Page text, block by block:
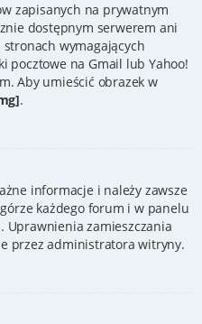
zapisanych na prywatnym
dostępnym serwerem ani
wymagających
pocztowe na Gmail lub Yahoo!
Aby umieścić obrazek w
.
informacje i należy zawsze
każdego forum i w panelu
Uprawnienia zamieszczania
przez administratora witryny.